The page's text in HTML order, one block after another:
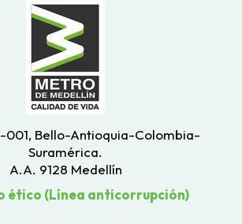
001, Bello-Antioquia-Colombia-
Suramérica.
A.A. 9128 Medellín
ético (Línea anticorrupción)